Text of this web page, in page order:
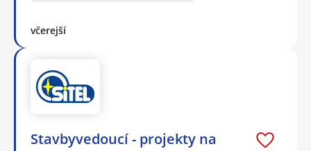
včerejší
Stavbyvedoucí - projekty na